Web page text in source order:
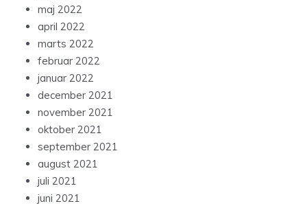
maj 2022
april 2022
marts 2022
februar 2022
januar 2022
december 2021
november 2021
oktober 2021
september 2021
august 2021
juli 2021
juni 2021